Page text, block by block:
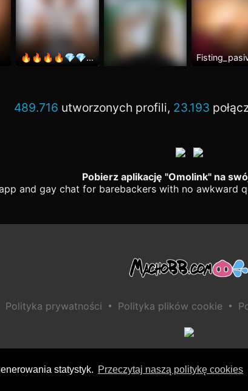
statystyk. Przeczytaj naszą politykę cookies
🔥🔥🔥🔥💎💎💎
489.716 utworzonych profili, 23.193
Pobierz aplikację "Omolink" na
and gay chat for barebackers with no awkward
Polityka prywatności • Polityka plików cookie •